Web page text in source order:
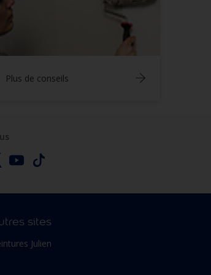
Plus de conseils
sites
Julien